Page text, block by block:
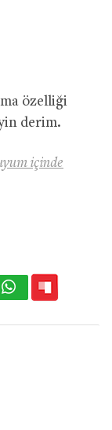
özelliği
derim.
içinde